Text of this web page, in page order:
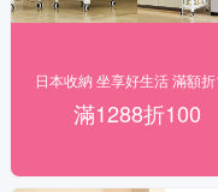
日本收納 坐享好生活 滿額
滿1288折100